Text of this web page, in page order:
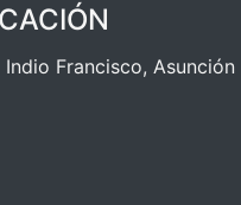
Francisco, Asunción